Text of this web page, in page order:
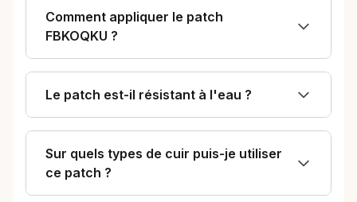
Comment appliquer le patch
FBKOQKU ?
Le patch est-il résistant à l'eau ?
Sur quels types de cuir puis-je utiliser
ce patch ?